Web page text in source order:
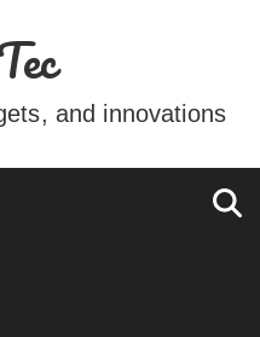
and innovations